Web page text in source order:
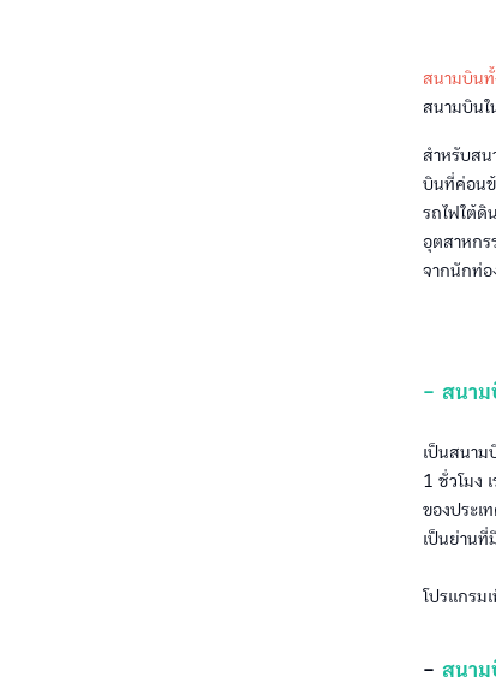
สนามบิน
สนามบิน
สำหรับสน
บินที่ค่อนข้
รถไฟใต้ดิ
อุตสาหกร
จากนักท่อ
- สนาม
เป็นสนาม
1 ชั่วโมง
ของประเ
เป็นย่านที่
โปรแกรม
- สนา